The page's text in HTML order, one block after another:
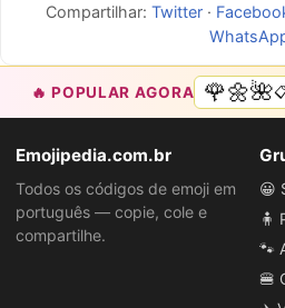
Compartilhar: Twitter·
🔥 POPULAR AGORA 🌹🌼🌺
Emojipedia.com.br
Todos os códigos de emoji em
português — copie, cole e
compartilhe.
😀
🧍
🐾
🍔